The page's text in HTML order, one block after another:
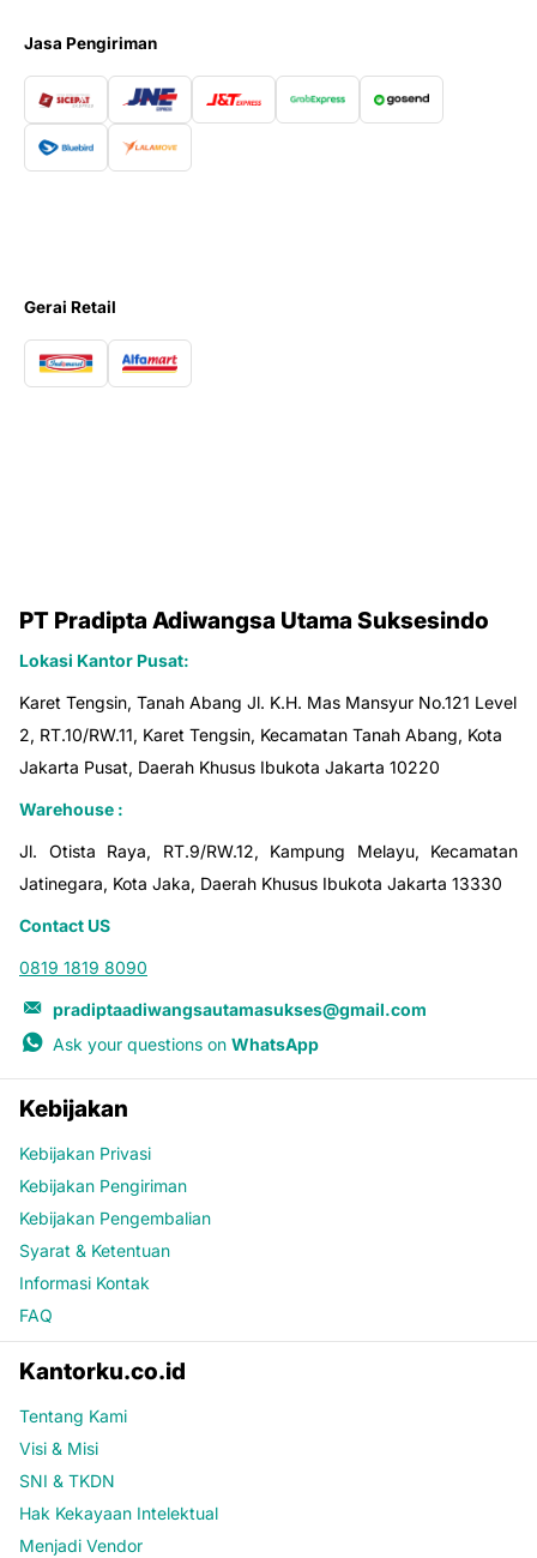
Jasa Pengiriman
Gerai Retail
PT Pradipta Adiwangsa Utama Suksesindo
Lokasi Kantor Pusat:
Karet Tengsin, Tanah Abang Jl. K.H. Mas Mansyur No.121 Level
2, RT.10/RW.11, Karet Tengsin, Kecamatan Tanah Abang, Kota
Jakarta Pusat, Daerah Khusus Ibukota Jakarta 10220
Warehouse :
Jl. Otista Raya, RT.9/RW.12, Kampung Melayu, Kecamatan
Jatinegara, Kota Jaka, Daerah Khusus Ibukota Jakarta 13330
Contact US
0819 1819 8090
pradiptaadiwangsautamasukses@gmail.com
Ask your questions on WhatsApp
Kebijakan
Kebijakan Privasi
Kebijakan Pengiriman
Kebijakan Pengembalian
Syarat & Ketentuan
Informasi Kontak
FAQ
Kantorku.co.id
Tentang Kami
Visi & Misi
SNI & TKDN
Hak Kekayaan Intelektual
Menjadi Vendor